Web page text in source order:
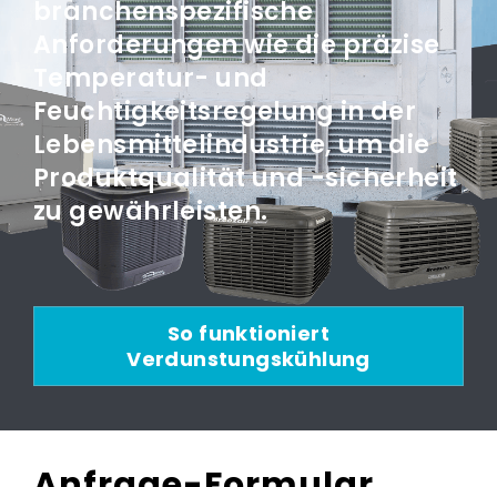
branchenspezifische
Anforderungen wie die präzise
Temperatur- und
Feuchtigkeitsregelung in der
Lebensmittelindustrie, um die
Produktqualität und -sicherheit
zu gewährleisten.
So funktioniert
Verdunstungskühlung